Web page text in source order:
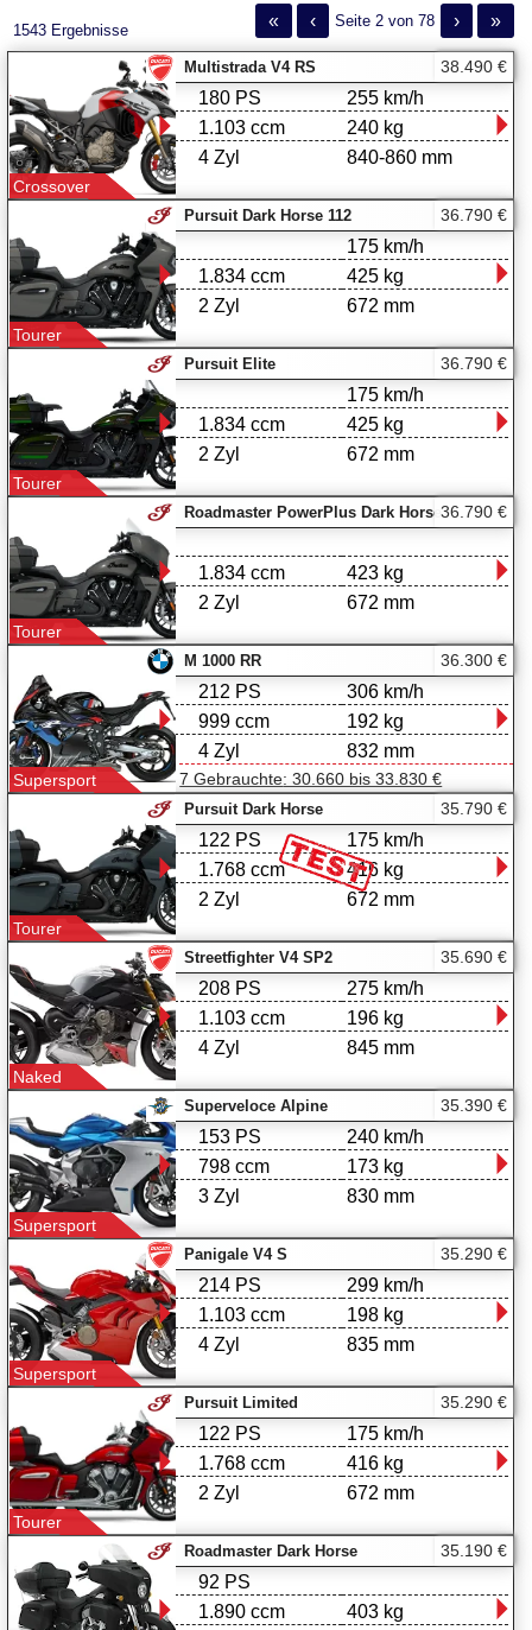
1543 Ergebnisse « ‹ Seite 2 von 78 › »
Multistrada V4 RS
Crossover
38.490 €
180 PS
1.103 ccm
4 Zyl
255 km/h
240 kg
840-860 mm
Pursuit Dark Horse 112
Tourer
36.790 €
1.834 ccm
2 Zyl
175 km/h
425 kg
672 mm
Pursuit Elite
Tourer
36.790 €
1.834 ccm
2 Zyl
175 km/h
425 kg
672 mm
Roadmaster PowerPlus Dark Horse
Tourer
36.790 €
1.834 ccm
2 Zyl
423 kg
672 mm
M 1000 RR
Supersport
36.300 €
212 PS
999 ccm
4 Zyl
306 km/h
192 kg
832 mm
7 Gebrauchte: 30.660 bis 33.830 €
Pursuit Dark Horse
Tourer
35.790 €
122 PS
1.768 ccm
2 Zyl
175 km/h
416 kg
672 mm
Streetfighter V4 SP2
Naked
35.690 €
208 PS
1.103 ccm
4 Zyl
275 km/h
196 kg
845 mm
Superveloce Alpine
Supersport
35.390 €
153 PS
798 ccm
3 Zyl
240 km/h
173 kg
830 mm
Panigale V4 S
Supersport
35.290 €
214 PS
1.103 ccm
4 Zyl
299 km/h
198 kg
835 mm
Pursuit Limited
Tourer
35.290 €
122 PS
1.768 ccm
2 Zyl
175 km/h
416 kg
672 mm
Roadmaster Dark Horse 35.190 €
92 PS
1.890 ccm
403 kg